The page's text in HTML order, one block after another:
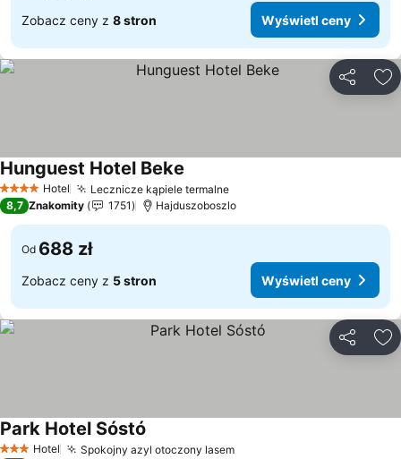
Zobacz ceny z 8 stron Wyświetl ceny
4 KategoriaHotel Lecznicze kąpiele termalneWyświetl ceny
Hunguest Hotel Beke
8,7 Znakomity 1751 Hajduszoboszlo
Od 688 zł
Zobacz ceny z 5 stron Wyświetl ceny
3 Kategoria
Hotel Spokojny azyl otoczony lasemWyświetl ceny
Park Hotel Sóstó